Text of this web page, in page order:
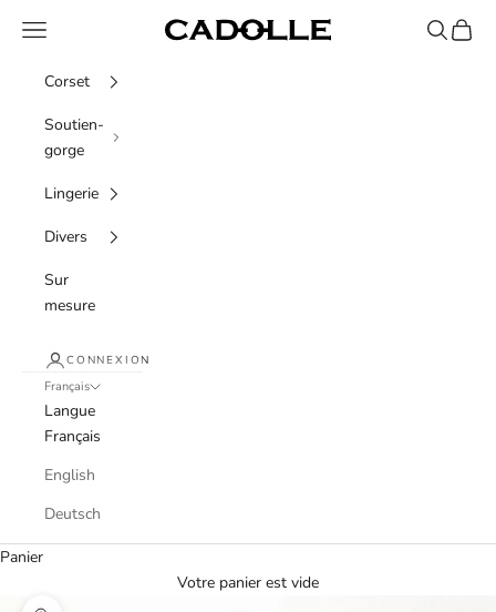
Cadolle
Menu Recherche
Panier
Corset
Soutien-
gorge
Lingerie
Divers
Sur
mesure
CONNEXION
Français
Langue
Français
English
Deutsch
Panier
Votre panier est vide